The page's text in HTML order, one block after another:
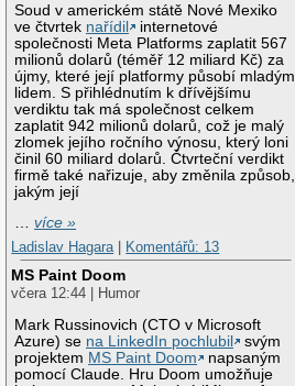
Soud v americkém státě Nové Mexiko
ve čtvrtek nařídil
internetové
společnosti Meta Platforms zaplatit 567
milionů dolarů (téměř 12 miliard Kč) za
újmy, které její platformy působí mladým
lidem. S přihlédnutím k dřívějšímu
verdiktu tak má společnost celkem
zaplatit 942 milionů dolarů, což je malý
zlomek jejího ročního výnosu, který loni
činil 60 miliard dolarů. Čtvrteční verdikt
firmě také nařizuje, aby změnila způsob,
jakým její
…více »
Ladislav Hagara
Komentářů: 13
MS Paint Doom
včera 12:44 | Humor
Mark Russinovich (CTO v Microsoft
Azure) se na LinkedIn pochlubil
svým
projektem MS Paint Doom
napsaným
pomocí Claude. Hru Doom umožňuje